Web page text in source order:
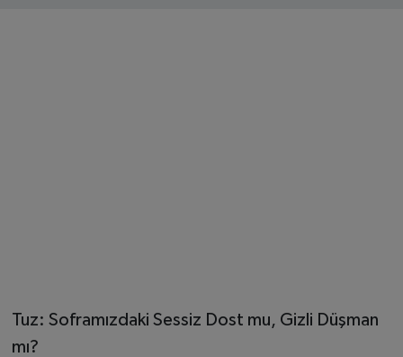
Tuz: Soframızdaki Sessiz Dost mu, Gizli Düşman
mı?